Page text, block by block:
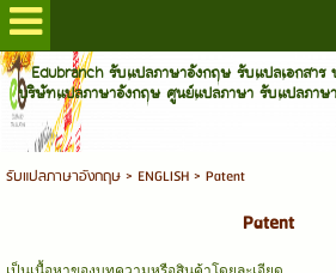
Edubranch รับแปลภาษาอังกฤษ รับแปลเอกส
บริษัทแปลภาษาอังกฤษ ศูนย์แปลภาษา รับแปลภาษ
รับแปลภาษาอังกฤษ> ENGLISH> Patent
Patent